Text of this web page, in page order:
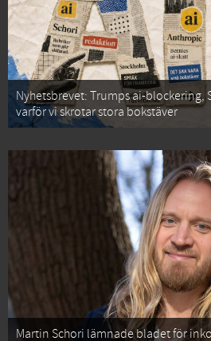
Nyhetsbrevet: Trumps ai-blockering,
varför vi skrotar stora bokstäver
Martin Schori lämnade bladet för